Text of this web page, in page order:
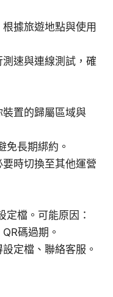
據旅遊地點與使用
速與連線測試，確
置的歸屬區域與
免長期綁約。
時切換至其他運營
定檔。可能原因：
碼過期。
定檔、聯絡客服。